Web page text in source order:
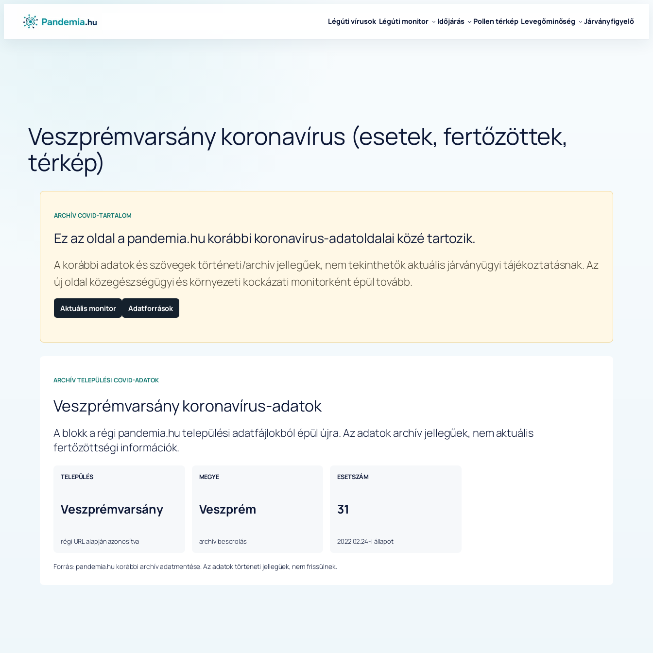
Ugrás
tartalomhoz
Légúti vírusok Légúti monitor Időjárás Pollen térkép Levegőminőség Járványfigyelő
Veszprémvarsány koronavírus (esetek, fertőzöttek,
térkép)
ARCHÍV COVID-TARTALOM
Ez az oldal a pandemia.hu korábbi koronavírus-adatoldalai közé tartozik.
A korábbi adatok és szövegek történeti/archív jellegűek, nem tekinthetők aktuális járványügyi tájékoztatásnak. Az
új oldal közegészségügyi és környezeti kockázati monitorként épül tovább.
Aktuális monitor Adatforrások
ARCHÍV TELEPÜLÉSI COVID-ADATOK
Veszprémvarsány koronavírus-adatok
A blokk a régi pandemia.hu települési adatfájlokból épül újra. Az adatok archív jellegűek, nem aktuális
fertőzöttségi információk.
TELEPÜLÉS
Veszprémvarsány
régi URL alapján azonosítva
MEGYE
Veszprém
archív besorolás
ESETSZÁM
31
2022.02.24-i állapot
Forrás: pandemia.hu korábbi archív adatmentése. Az adatok történeti jellegűek, nem frissülnek.